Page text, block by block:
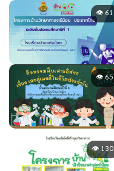
👁 61
👁 65
👁 130